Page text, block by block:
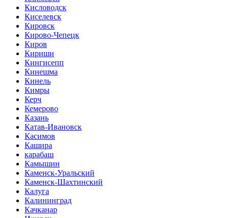
Кисловодск
Киселевск
Кировск
Кирово-Чепецк
Киров
Кириши
Кингисепп
Кинешма
Кинель
Кимры
Керч
Кемерово
Казань
Катав-Ивановск
Касимов
Кашира
карабаш
Камышин
Каменск-Уральский
Каменск-Шахтинский
Калуга
Калининград
Качканар